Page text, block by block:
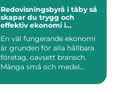
Redovisningsbyrå i täby så
skapar du trygg och
effektiv ekonomi i
En väl fungerande ekonomi
är grunden för alla hållbara
företag, oavsett bransch.
Många små och medel...